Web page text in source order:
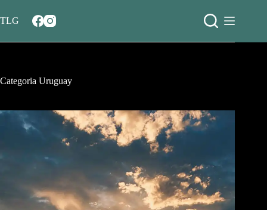
al
contenuto
TLG
Categoria Uruguay